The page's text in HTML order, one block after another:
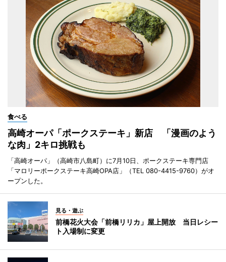
食べる
高崎オーパ「ポークステーキ」新店 「漫画のよう
な肉」2キロ挑戦も
「高崎オーパ」（高崎市八島町）に7月10日、ポークステーキ専門店
「マロリーポークステーキ高崎OPA店」（TEL 080-4415-9760）がオ
ープンした。
見る・遊ぶ
前橋花火大会「前橋リリカ」屋上開放 当日レシー
ト入場制に変更